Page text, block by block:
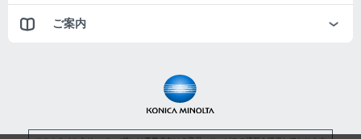
ご案内